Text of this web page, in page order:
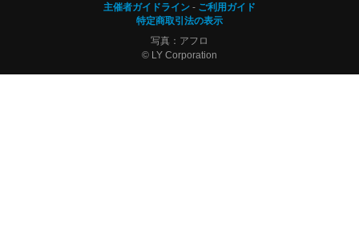
主催者ガイドライン
ご利用ガイド
特定商取引法の表示
写真：アフロ
© LY Corporation